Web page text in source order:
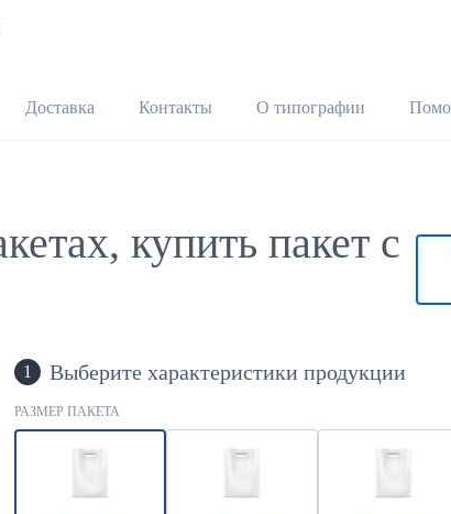
Доставка Контакты О типографии
купить пакет с
1 Выберите характеристики продукции
РАЗМЕР ПАКЕТА